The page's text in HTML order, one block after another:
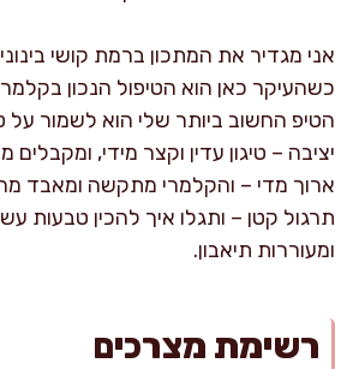
אני מגדיר את המתכון ברמת קושי
כשהעיקר כאן הוא הטיפול הנכון בקלמרי
הטיפ החשוב ביותר שלי הוא לשמור
יציבה – טיגון עדין וקצר מידי, ומקבלים
ארוך מדי – והקלמרי מתקשה ומאבד
תרגול קטן – ותגלו איך להכין טבעות
ומעוררות תיאבון.
רשימת מצרכים